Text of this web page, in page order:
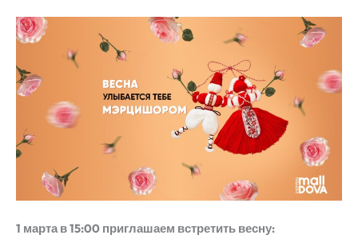
1 марта в 15:00 приглашаем встретить весну: